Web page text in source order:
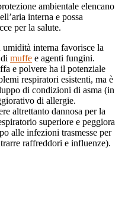
ambientale elencano
interna e possa
per la salute.
umidità interna favorisce la
muffe e agenti fungini.
e polvere ha il potenziale
respiratori esistenti, ma è
di condizioni di asma (in
di allergie.
altrettanto dannosa per la
superiore e peggiora
alle infezioni trasmesse per
raffreddori e influenze).